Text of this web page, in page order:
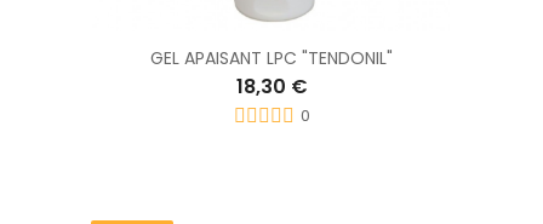
GEL APAISANT LPC "TENDONIL"
18,30 €
0